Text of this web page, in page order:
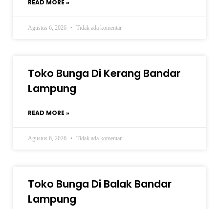
READ MORE »
Agustus 6, 2026 Tidak ada komentar
Toko Bunga Di Kerang Bandar
Lampung
READ MORE »
Agustus 6, 2026 Tidak ada komentar
Toko Bunga Di Balak Bandar
Lampung